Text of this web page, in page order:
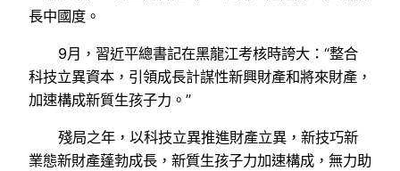
長中國度。
9月，習近平總書記在黑龍江考核時誇大：“整合
科技立異資本，引領成長計謀性新興財產和將來財產，
加速構成新質生孩子力。”
殘局之年，以科技立異推進財產立異，新技巧新
業態新財產蓬勃成長，新質生孩子力加速構成，無力助